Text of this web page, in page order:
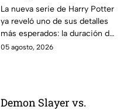
temporada de Harry
Potter y emocionará a
los fans de los libros
La nueva serie de Harry Potter
ya reveló uno de sus detalles
más esperados: la duración de
la primera temporada basada
05 agosto, 2026
Demon Slayer vs.